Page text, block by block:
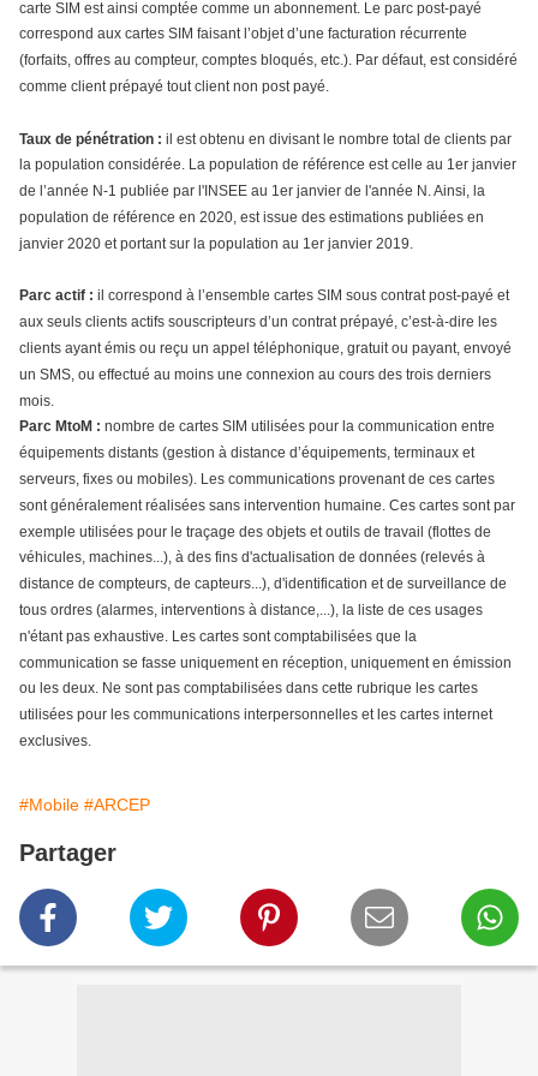
carte SIM est ainsi comptée comme un abonnement. Le parc post-payé
correspond aux cartes SIM faisant l’objet d’une facturation récurrente
(forfaits, offres au compteur, comptes bloqués, etc.). Par défaut, est considéré
comme client prépayé tout client non post payé.
Taux de pénétration : il est obtenu en divisant le nombre total de clients par
la population considérée. La population de référence est celle au 1er janvier
de l’année N-1 publiée par l'INSEE au 1er janvier de l'année N. Ainsi, la
population de référence en 2020, est issue des estimations publiées en
janvier 2020 et portant sur la population au 1er janvier 2019.
Parc actif : il correspond à l’ensemble cartes SIM sous contrat post-payé et
aux seuls clients actifs souscripteurs d’un contrat prépayé, c’est-à-dire les
clients ayant émis ou reçu un appel téléphonique, gratuit ou payant, envoyé
un SMS, ou effectué au moins une connexion au cours des trois derniers
mois.
Parc MtoM : nombre de cartes SIM utilisées pour la communication entre
équipements distants (gestion à distance d’équipements, terminaux et
serveurs, fixes ou mobiles). Les communications provenant de ces cartes
sont généralement réalisées sans intervention humaine. Ces cartes sont par
exemple utilisées pour le traçage des objets et outils de travail (flottes de
véhicules, machines...), à des fins d'actualisation de données (relevés à
distance de compteurs, de capteurs...), d'identification et de surveillance de
tous ordres (alarmes, interventions à distance,...), la liste de ces usages
n'étant pas exhaustive. Les cartes sont comptabilisées que la
communication se fasse uniquement en réception, uniquement en émission
ou les deux. Ne sont pas comptabilisées dans cette rubrique les cartes
utilisées pour les communications interpersonnelles et les cartes internet
exclusives.
#Mobile #ARCEP
Partager